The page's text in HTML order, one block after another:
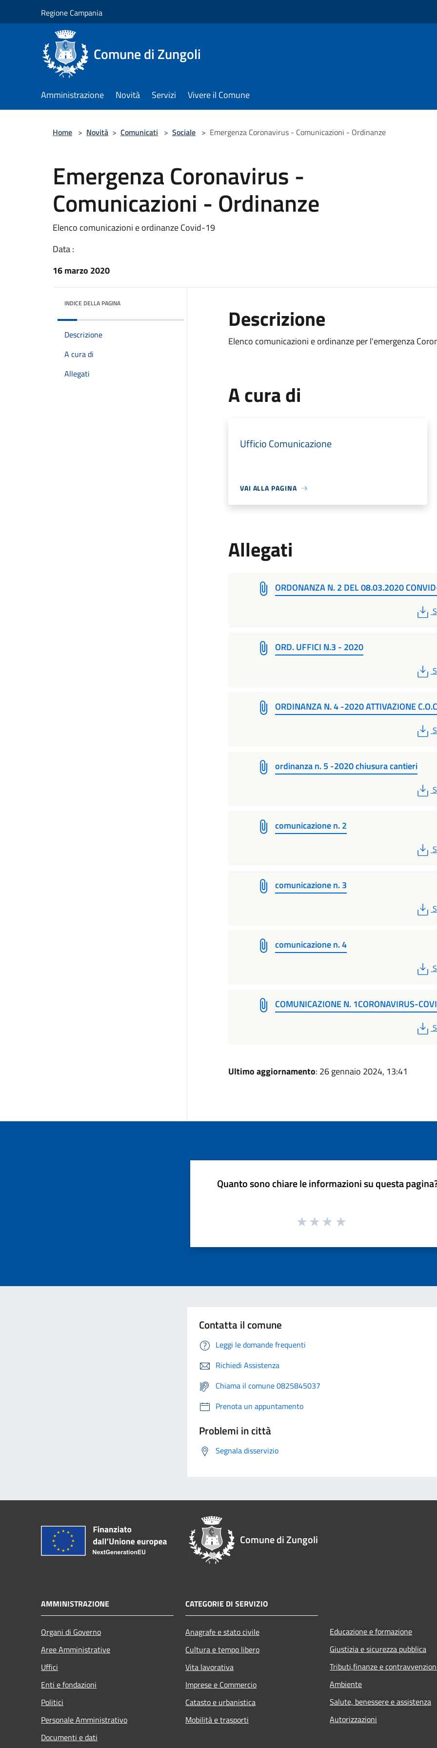
Regione Campania
Comune di Zungoli
Amministrazione Novità Servizi Vivere il Comune
Home > Novità > Comunicati > Sociale > Emergenza Coronavirus - Comunicazioni - Ordinanze
Emergenza Coronavirus -
Comunicazioni - Ordinanze
Elenco comunicazioni e ordinanze Covid-19
Data :
16 marzo 2020
INDICE DELLA PAGINA
Descrizione
A cura di
Allegati
Descrizione
Elenco comunicazioni e ordinanze per l'emergenza
A cura di
Ufficio Comunicazione
VAI ALLA PAGINA
Allegati
ORDONANZA N. 2 DEL 08.03.2020
ORD. UFFICI N.3 - 2020
ORDINANZA N. 4 -2020 ATTIVAZIONE
ordinanza n. 5 -2020 chiusura cantieri
comunicazione n. 2
comunicazione n. 3
comunicazione n. 4
COMUNICAZIONE N. 1CORONAVIRUS-
Ultimo aggiornamento: 26 gennaio 2024, 13:41
Quanto sono chiare le informazioni su questa
Contatta il comune
Leggi le domande frequenti
Richiedi Assistenza
Chiama il comune 0825845037
Prenota un appuntamento
Problemi in città
Segnala disservizio
Comune di Zungoli
AMMINISTRAZIONE
Organi di Governo
Aree Amministrative
Uffici
Enti e fondazioni
Politici
Personale Amministrativo
Documenti e dati
CATEGORIE DI SERVIZIO
Anagrafe e stato civile
Cultura e tempo libero
Vita lavorativa
Imprese e Commercio
Catasto e urbanistica
Mobilità e trasporti
Educazione e formazione
Giustizia e sicurezza pubblica
Tributi,finanze e
Ambiente
Salute, benessere e assistenza
Autorizzazioni